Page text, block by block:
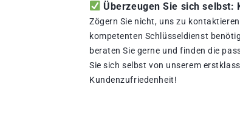
Überzeugen Sie sich selbst:
Zögern Sie nicht, uns zu
kompetenten Schlüsseldienst
beraten Sie gerne und finden die
Sie sich selbst von unserem
Kundenzufriedenheit!